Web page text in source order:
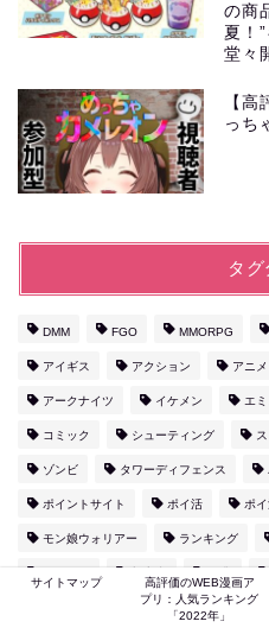
の商
夏！
堂々
【
っち
タ
DMM FGO MMORPG
アイギス アクション アニメ
アークナイツ イケメン エ
コミック シューティング
ゾンビ タワーディフェンス
ポイントサイト ポイ活 ポ
モン娘ウォリアー ランキング
歴史 漫画
サイトマップ
高評価のWEB漫画ア
プリ：人気ランキング
「2022年」